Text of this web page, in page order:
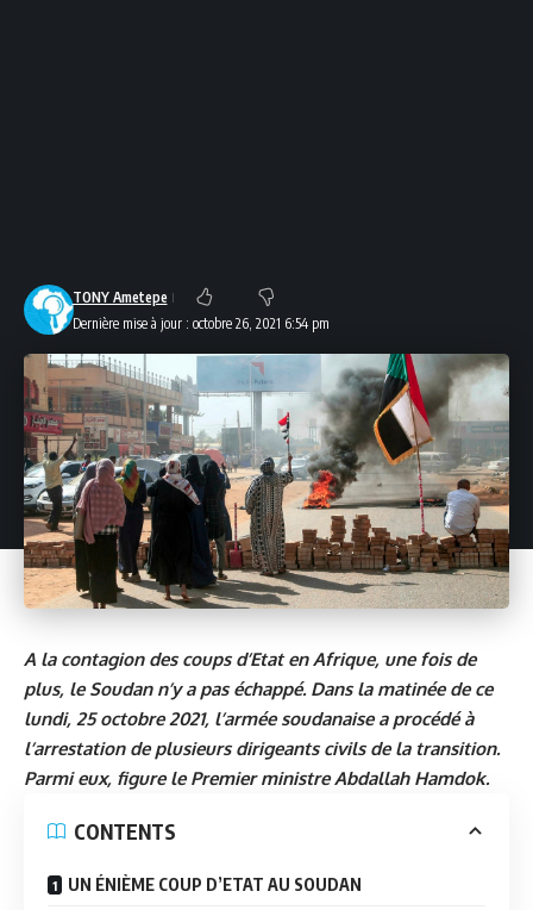
Dernière mise à jour : octobre 26, 2021 6:54 pm
TONY Ametepe
A la contagion des coups d’Etat en Afrique, une fois de
plus, le Soudan n’y a pas échappé. Dans la matinée de ce
lundi, 25 octobre 2021, l’armée soudanaise a procédé à
l’arrestation de plusieurs dirigeants civils de la transition.
Parmi eux, figure le Premier ministre Abdallah Hamdok.
CONTENTS
UN ÉNIÈME COUP D’ETAT AU SOUDAN